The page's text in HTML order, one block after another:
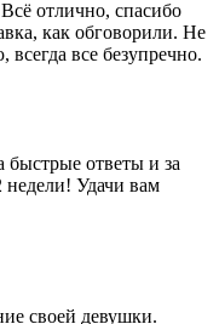
отлично, спасибо
как обговорили. Не
все безупречно.
быстрые ответы и за
недели! Удачи вам
своей девушки.